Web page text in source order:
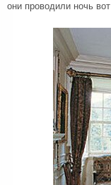
они проводили ночь